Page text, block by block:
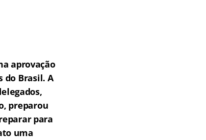
aprovação
do Brasil. A
preparou
para
uma